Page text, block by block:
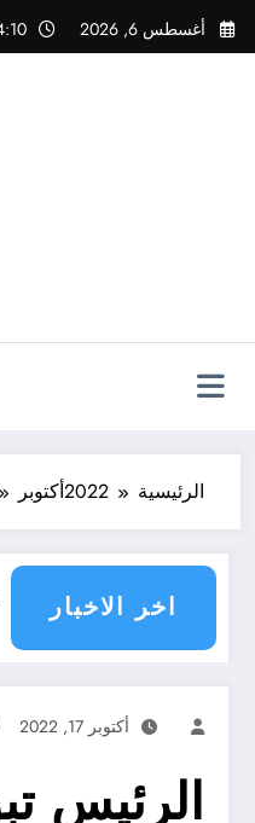
التجاوز
إلى
أغسطس 6, 2026 AM
الرئيسية 2022أكتوبر
اخر الاخباريحدث
أكتوبر 17, 2022